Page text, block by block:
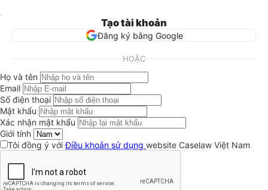
Tạo tài khoản
Đăng ký bằng Google
HOẶC
Họ và tên
Email
Số điện thoại
Mật khẩu
Xác nhận mật khẩu
Giới tính
Tôi đồng ý vớiĐiều khoản sử dụng website Caselaw Việt Nam